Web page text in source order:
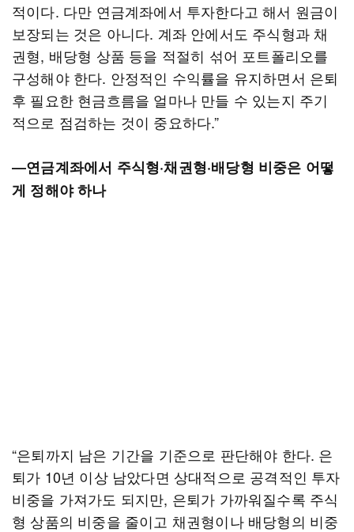
적이다. 다만 연금계좌에서 투자한다고 해서 원금이
보장되는 것은 아니다. 계좌 안에서도 주식형과 채
권형, 배당형 상품 등을 적절히 섞어 포트폴리오를
구성해야 한다. 안정적인 수익률을 유지하면서 은퇴
후 필요한 현금흐름을 얼마나 만들 수 있는지 주기
적으로 점검하는 것이 중요하다.”
―연금계좌에서 주식형·채권형·배당형 비중은 어떻
게 정해야 하나
“은퇴까지 남은 기간을 기준으로 판단해야 한다. 은
퇴가 10년 이상 남았다면 상대적으로 공격적인 투자
비중을 가져가도 되지만, 은퇴가 가까워질수록 주식
형 상품의 비중을 줄이고 채권형이나 배당형의 비중